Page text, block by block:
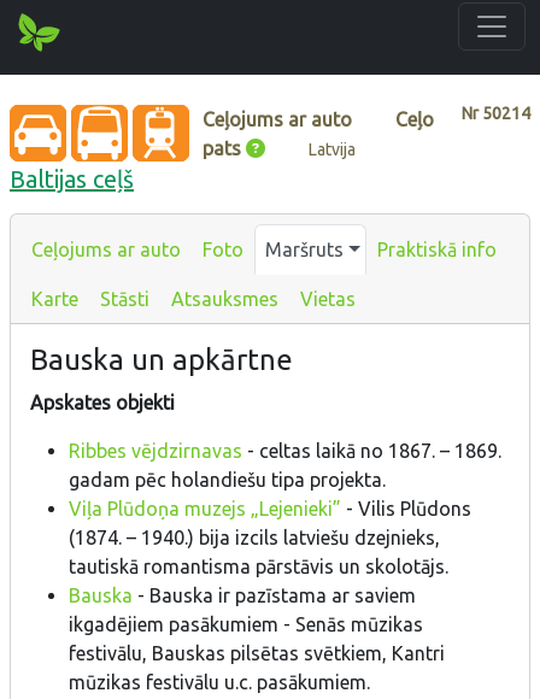
Nr50214
Ceļojums ar auto
Ceļo
pats
Latvija
Baltijas ceļš
Ceļojums ar auto Foto Maršruts Praktiskā info
Karte Stāsti Atsauksmes Vietas
Bauska un apkārtne
Apskates objekti
Ribbes vējdzirnavas - celtas laikā no 1867. – 1869.
gadam pēc holandiešu tipa projekta.
Viļa Plūdoņa muzejs „Lejenieki” - Vilis Plūdons
(1874. – 1940.) bija izcils latviešu dzejnieks,
tautiskā romantisma pārstāvis un skolotājs.
Bauska - Bauska ir pazīstama ar saviem
ikgadējiem pasākumiem - Senās mūzikas
festivālu, Bauskas pilsētas svētkiem, Kantri
mūzikas festivālu u.c. pasākumiem.